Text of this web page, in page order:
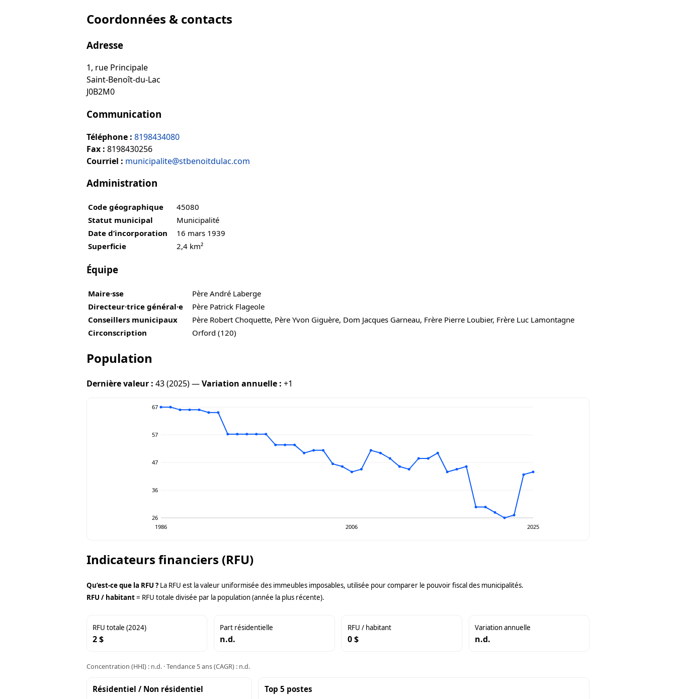
Coordonnées & contacts
Adresse
1, rue Principale
Saint-Benoît-du-Lac
J0B2M0
Communication
Téléphone : 8198434080
Fax : 8198430256
Courriel : municipalite@stbenoitdulac.com
Administration
Code géographique
45080
Statut municipal
Municipalité
Date d’incorporation
16 mars 1939
Superficie
2,4 km²
Équipe
Maire·sse
Père André Laberge
Directeur·trice général·e
Père Patrick Flageole
Conseillers municipaux
Père Robert Choquette, Père Yvon Giguère, Dom Jacques Garneau, Frère Pierre Loubier, Frère Luc Lamontagne
Circonscription
Orford (120)
Population
Dernière valeur : 43 (2025) —Variation annuelle : +1
67
57
47
36
26
1986
2006 2025
Indicateurs financiers (RFU)
Qu’est-ce que la RFU ? La RFU est la valeur uniformisée des immeubles imposables, utilisée pour comparer le pouvoir fiscal des municipalités.
RFU / habitant= RFU totale divisée par la population (année la plus récente).
RFU totale (2024)
2 $
Part résidentielle
n.d.
RFU / habitant
0 $
Variation annuelle
n.d.
Concentration (HHI) : n.d. · Tendance 5 ans (CAGR) : n.d.
Résidentiel / Non résidentiel Top 5 postes